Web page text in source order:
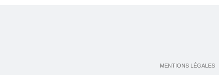
MENTIONS LÉGALES